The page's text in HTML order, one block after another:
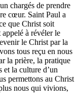
chargés de prendre
cœur. Saint Paul a
que Christ soit
à révéler le
le Christ par la
tous reçu en nous
la prière, la pratique
et la culture d’un
permettons au Christ
nous qui vivions,